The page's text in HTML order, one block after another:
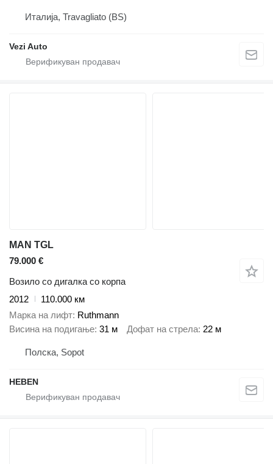
Италија, Travagliato (BS)
Vezi Auto
MAN TGL
79.000 €
Возило со дигалка со корпа
2012
110.000 км
Марка на лифт Ruthmann
Висина на подигање 31 м Дофат на стрела 22 м
Полска, Sopot
HEBEN